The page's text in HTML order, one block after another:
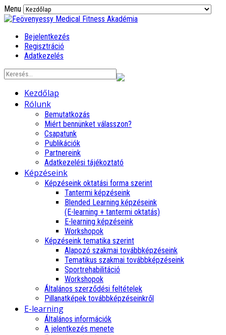
Menu
Bejelentkezés
Regisztráció
Adatkezelés
Kezdőlap
Rólunk
Bemutatkozás
Miért bennünket válasszon?
Csapatunk
Publikációk
Partnereink
Adatkezelési tájékoztató
Képzéseink
Képzéseink oktatási forma szerint
Tantermi képzéseink
Blended Learning képzéseink
(E-learning + tantermi oktatás)
E-learning képzéseink
Workshopok
Képzéseink tematika szerint
Alapozó szakmai továbbképzéseink
Tematikus szakmai továbbképzéseink
Sportrehabilitáció
Workshopok
Általános szerződési feltételek
Pillanatképek továbbképzéseinkről
E-learning
Általános információk
A jelentkezés menete